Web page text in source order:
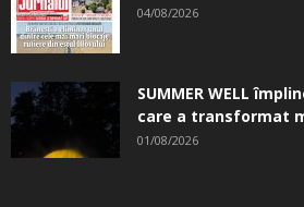
04/08/2026
SUMMER WELL
care a transformat
01/08/2026